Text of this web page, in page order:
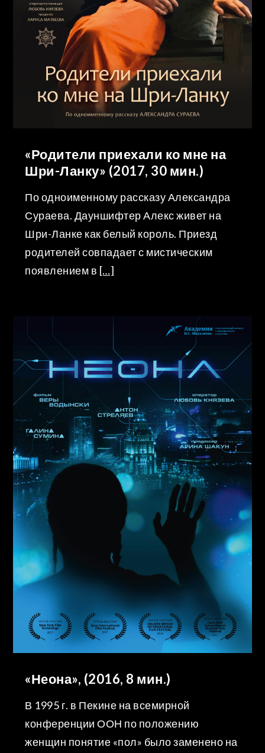
«Родители приехали ко мне на
Шри-Ланку» (2017, 30 мин.)
По одноименному рассказу Александра
Сураева. Дауншифтер Алекс живет на
Шри-Ланке как белый король. Приезд
родителей совпадает с мистическим
появлением в […]
«Неона», (2016, 8 мин.)
В 1995 г. в Пекине на всемирной
конференции ООН по положению
женщин понятие «пол» было заменено на